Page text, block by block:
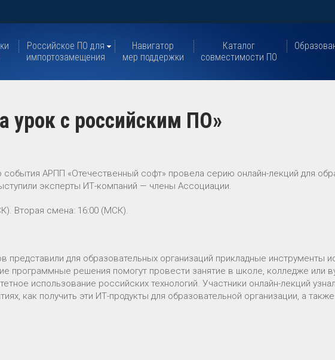
Российское ПО для
импортозамещения
Навигатор
мер поддержки
Каталог
совместимости ПО
урок с российским ПО»
АРПП «Отечественный софт» провела серию онлайн-лекций для
эксперты ИТ-компаний — члены Ассоциации.
Вторая смена: 16:00 (МСК).
представили для образовательных организаций прикладные инструменты
программные решения помогут провести занятие в школе, колледже или
использование российских технологий. Участники онлайн-лекций
как получить эти ИТ-продукты для образовательной организации, а